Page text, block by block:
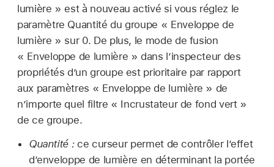
lumière » est à nouveau activé si vous réglez le
paramètre Quantité du groupe « Enveloppe de
lumière » sur 0. De plus, le mode de fusion
« Enveloppe de lumière » dans l’inspecteur des
propriétés d’un groupe est prioritaire par rapport
aux paramètres « Enveloppe de lumière » de
n’importe quel filtre « Incrustateur de fond vert »
de ce groupe.
Quantité :ce curseur permet de contrôler l’effet
d’enveloppe de lumière en déterminant la portée